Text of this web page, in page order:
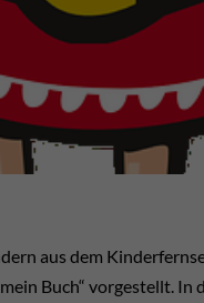
aus dem
Buch“ vorgestellt.